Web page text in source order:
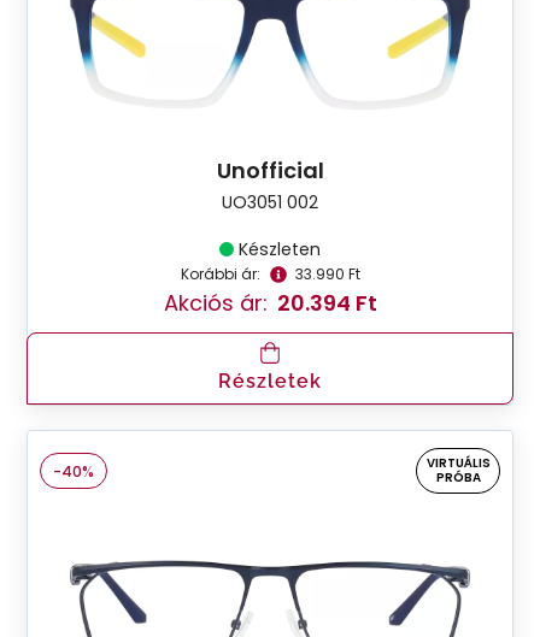
Unofficial
UO3051 002
Készleten
Korábbi ár: 33.990 Ft
Akciós ár: 20.394 Ft
Részletek
-40%
VIRTUÁLIS
PRÓBA